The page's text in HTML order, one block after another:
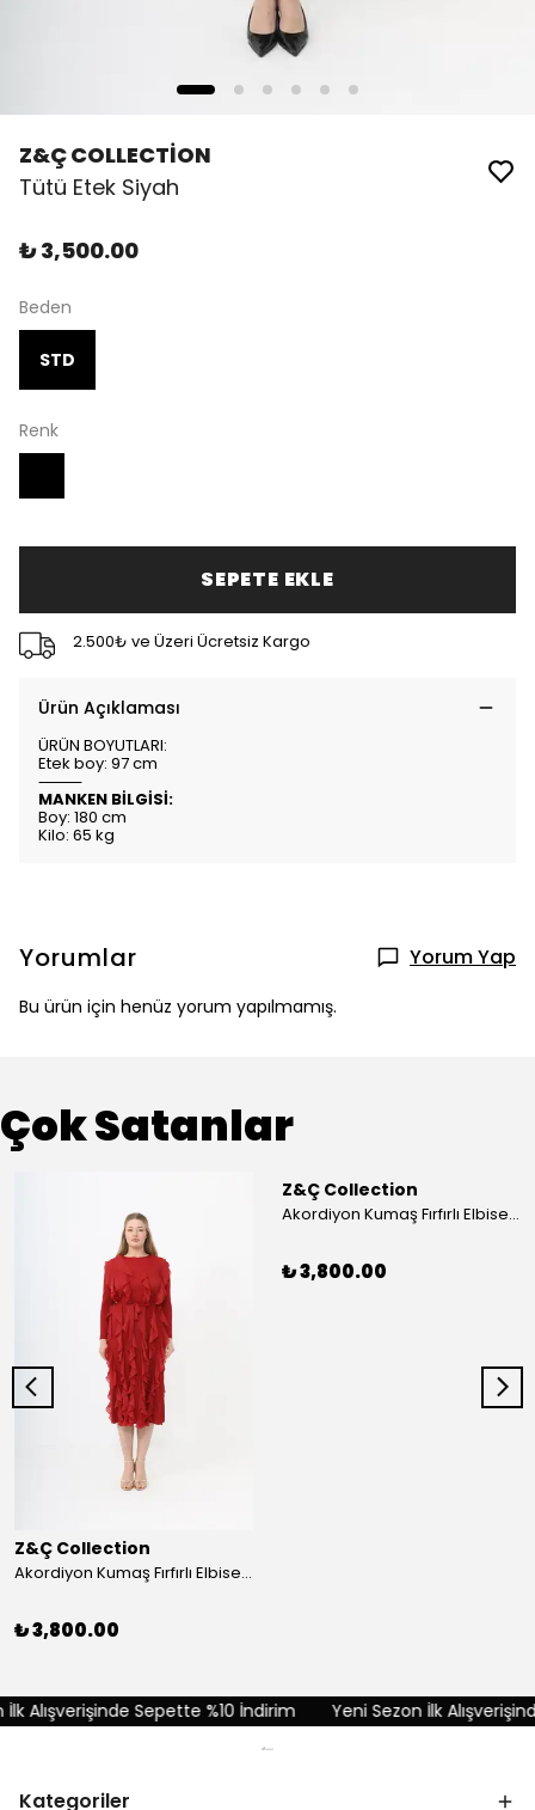
Z&Ç COLLECTİON
Tütü Etek Siyah
₺ 3,500.00
Beden
STD
Renk
SEPETE EKLE
2.500₺ ve Üzeri Ücretsiz Kargo
Ürün Açıklaması
ÜRÜN BOYUTLARI:
Etek boy: 97 cm
⸻
MANKEN BİLGİSİ:
Boy: 180 cm
Kilo: 65 kg
Yorumlar Yorum Yap
Bu ürün için henüz yorum yapılmamış.
Çok Satanlar
Z&Ç Collection
Akordiyon Kumaş Fırfırlı Elbise - Kırmızı
₺ 3,800.00
Z&Ç Collection
Akordiyon Kumaş Fırfırlı Elbise - Mavi
₺ 3,800.00
Alışverişinde Sepette %10 İndirim Yeni Sezon İlk
Kategoriler